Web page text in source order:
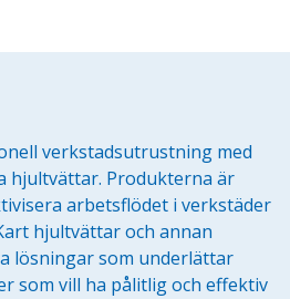
verkstadsutrustning med
hjultvättar. Produkterna är
arbetsflödet i verkstäder
hjultvättar och annan
lösningar som underlättar
som vill ha pålitlig och effektiv